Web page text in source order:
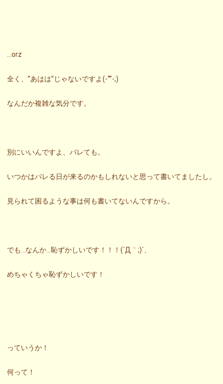
…orz
全く、”あはは”じゃないですよ(-“”-;)
なんだか複雑な気分です。
別にいいんですよ、バレても。
いつかはバレる日が来るのかもしれないと思って書いてましたし。
見られて困るような事は何も書いてないんですから。
でも…なんか…恥ずかしいです！！！(´Д｀;)`、
めちゃくちゃ恥ずかしいです！
っていうか！
何って！